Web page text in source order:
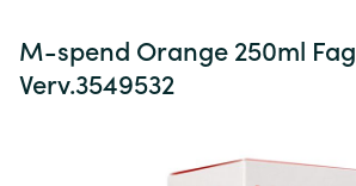
M-spend Orange 250ml Fag
Verv.3549532